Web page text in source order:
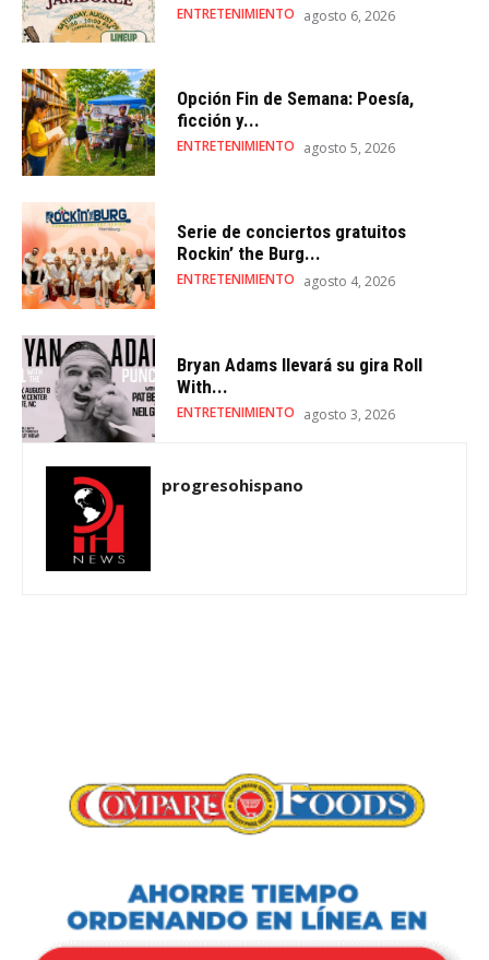
ENTRETENIMIENTO agosto 6, 2026
Opción Fin de Semana: Poesía,
ficción y...
ENTRETENIMIENTO agosto 5, 2026
Serie de conciertos gratuitos
Rockin’ the Burg...
ENTRETENIMIENTO agosto 4, 2026
Bryan Adams llevará su gira Roll
With...
ENTRETENIMIENTO agosto 3, 2026
progresohispano